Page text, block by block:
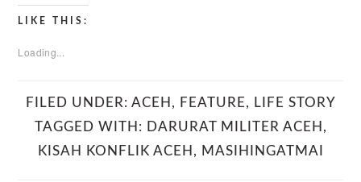
LIKE THIS:
Loading...
FILED UNDER: ACEH , FEATURE, LIFE STORY
TAGGED WITH: DARURAT MILITER ACEH ,
KISAH KONFLIK ACEH , MASIHINGATMAI